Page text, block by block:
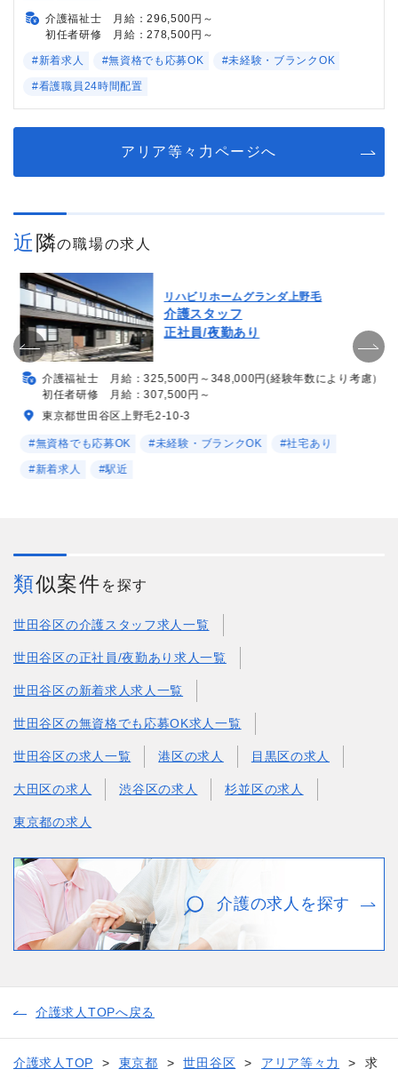
介護福祉士 月給：296,500円～
初任者研修 月給：278,500円～
#新着求人 #無資格でも応募OK #未経験・ブランクOK
#看護職員24時間配置
アリア等々力ページへ
近隣の職場の求人
リハビリホームグランダ上野毛
介護スタッフ
正社員/夜勤あり
介護福祉士 月給：325,500円～348,000円(経験年数により考慮）
初任者研修 月給：307,500円～
東京都世田谷区上野毛2-10-3
#無資格でも応募OK #未経験・ブランクOK #社宅あり
#新着求人 #駅近
類似案件 を探す
世田谷区の介護スタッフ求人一覧
世田谷区の正社員/夜勤あり求人一覧
世田谷区の新着求人求人一覧
世田谷区の無資格でも応募OK求人一覧
世田谷区の求人一覧 港区の求人 目黒区の求人
大田区の求人 渋谷区の求人 杉並区の求人
東京都の求人
介護の求人を探す
介護求人TOPへ戻る
介護求人TOP 東京都 世田谷区 アリア等々力
求